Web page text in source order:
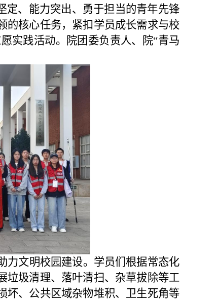
定、能力突出、勇于担当的青年先锋
的核心任务，紧扣学员成长需求与校
实践活动。 院团委负责人、院“青马
力文明校园建设。学员们根据常态化
垃圾清理、落叶清扫、杂草拔除等工
坏、公共区域杂物堆积、卫生死角等